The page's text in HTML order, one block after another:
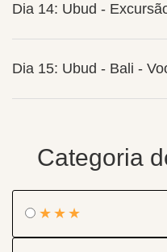
Dia 14: Ubud -
Dia 15: Ubud - Bali -
Categoria
★★★